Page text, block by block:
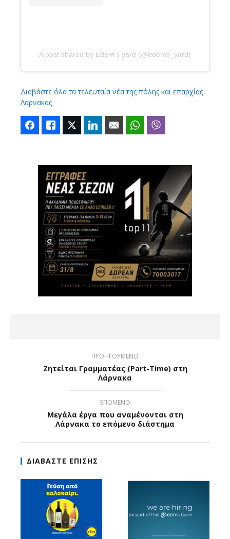
A post shared by Edem’s yard (@edems_yard)
Διαβάστε όλα τα τελευταία νέα της πόλης και επαρχίας
Λάρνακας
FacebookLike Twitter LinkedIn Email WhatsApp
ΠΡΟΗΓΟΥΜΕΝΟ
Ζητείται Γραμματέας (Part-Time) στη
Λάρνακα
ΕΠΟΜΕΝΟ
Μεγάλα έργα που αναμένονται στη
Λάρνακα το επόμενο διάστημα
ΔΙΑΒΑΣΤΕ ΕΠΙΣΗΣ